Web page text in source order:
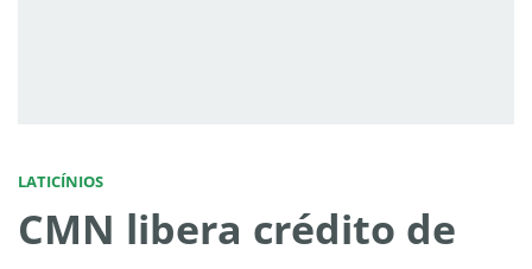
LATICÍNIOS
CMN libera crédito de